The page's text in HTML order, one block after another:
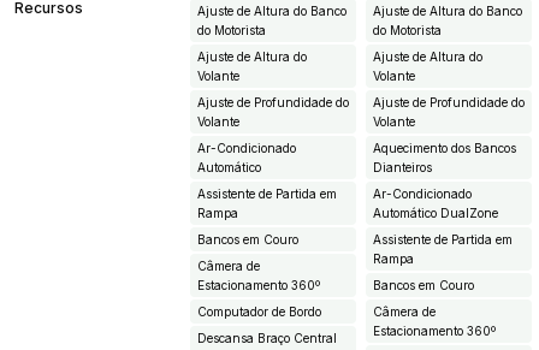
Recursos
Ajuste de Altura do Banco
do Motorista
Ajuste de Altura do
Volante
Ajuste de Profundidade do
Volante
Ar-Condicionado
Automático
Assistente de Partida em
Rampa
Bancos em Couro
Câmera de
Estacionamento 360º
Computador de Bordo
Descansa Braço Central
Ajuste de Altura do Banco
do Motorista
Ajuste de Altura do
Volante
Ajuste de Profundidade do
Volante
Aquecimento dos Bancos
Dianteiros
Ar-Condicionado
Automático DualZone
Assistente de Partida em
Rampa
Bancos em Couro
Câmera de
Estacionamento 360º